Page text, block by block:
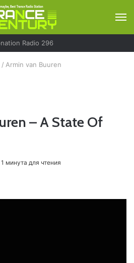
Radio 296
/ Armin van Buuren
– A State Of
1 минута для чтения